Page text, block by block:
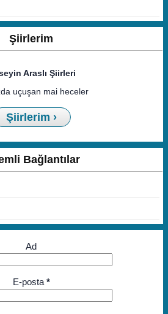
Şiirlerim
Araslı Şiirleri
uçuşan mai heceler
Şiirlerim ›
Bağlantılar
Ad
E-posta *